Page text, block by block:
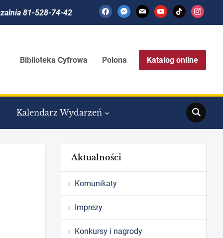
facebookmessenger
mail youtubetiktok instagram
81-528-74-42
Biblioteka Cyfrowa Polona Katalog online
Kalendarz Wydarzeń Search
Aktualności
Komunikaty
Imprezy
Konkursy i nagrody